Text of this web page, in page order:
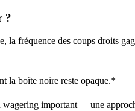
?
fréquence des coups droits
la boîte noire reste opaque.*
important — une